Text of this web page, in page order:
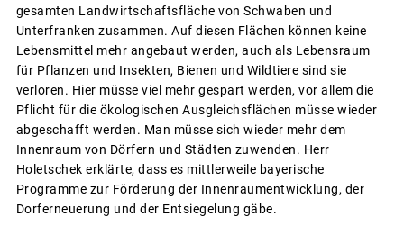
gesamten Landwirtschaftsfläche von Schwaben und
Unterfranken zusammen. Auf diesen Flächen können keine
Lebensmittel mehr angebaut werden, auch als Lebensraum
für Pflanzen und Insekten, Bienen und Wildtiere sind sie
verloren. Hier müsse viel mehr gespart werden, vor allem die
Pflicht für die ökologischen Ausgleichsflächen müsse wieder
abgeschafft werden. Man müsse sich wieder mehr dem
Innenraum von Dörfern und Städten zuwenden. Herr
Holetschek erklärte, dass es mittlerweile bayerische
Programme zur Förderung der Innenraumentwicklung, der
Dorferneuerung und der Entsiegelung gäbe.